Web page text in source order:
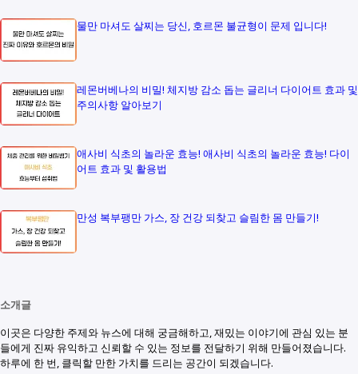
물만 마셔도 살찌는 당신, 호르몬 불균형이 문제 입니다!
레몬버베나의 비밀! 체지방 감소 돕는 글리너 다이어트 효과 및
주의사항 알아보기
애사비 식초의 놀라운 효능! 애사비 식초의 놀라운 효능! 다이
어트 효과 및 활용법
만성 복부팽만 가스, 장 건강 되찾고 슬림한 몸 만들기!
소개글
이곳은 다양한 주제와 뉴스에 대해 궁금해하고, 재밌는 이야기에 관심 있는 분
들에게 진짜 유익하고 신뢰할 수 있는 정보를 전달하기 위해 만들어졌습니다.
하루에 한 번, 클릭할 만한 가치를 드리는 공간이 되겠습니다.